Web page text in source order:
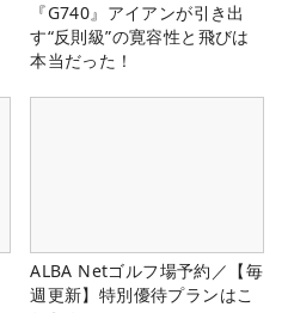
『G740』アイアンが引き出
す“反則級”の寛容性と飛びは
本当だった！
ALBA Netゴルフ場予約／【毎
週更新】特別優待プランはこ